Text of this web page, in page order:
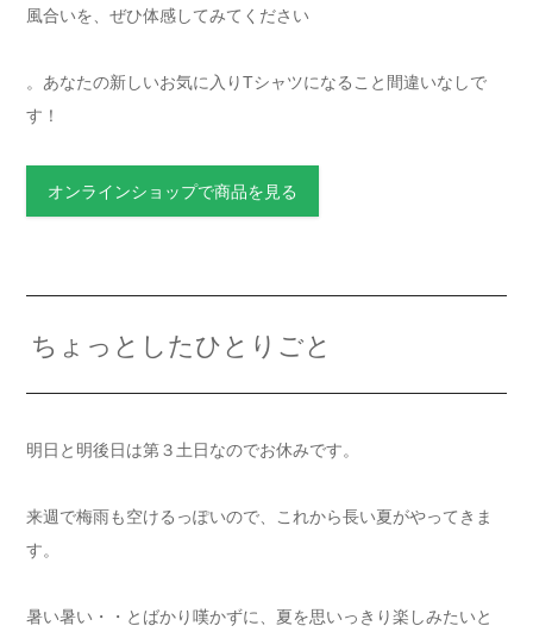
風合いを、ぜひ体感してみてください
。あなたの新しいお気に入りTシャツになること間違いなしで
す！
オンラインショップで商品を見る
ちょっとしたひとりごと
明日と明後日は第３土日なのでお休みです。
来週で梅雨も空けるっぽいので、これから長い夏がやってきま
す。
暑い暑い・・とばかり嘆かずに、夏を思いっきり楽しみたいと